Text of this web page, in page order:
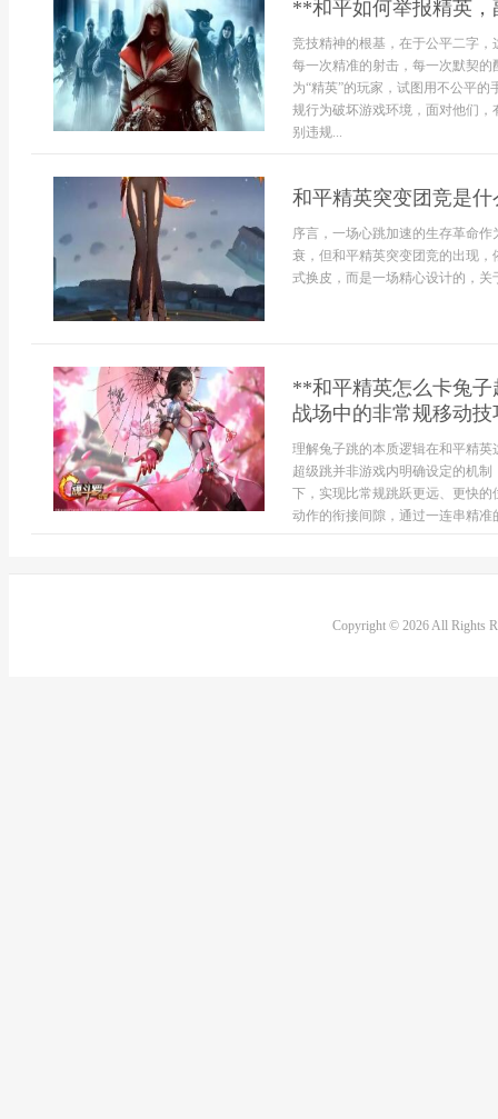
**和平如何举报精英
竞技精神的根基，在于公平二字
每一次精准的射击，每一次默契
为“精英”的玩家，试图用不公平
规行为破坏游戏环境，面对他们
别违规...
和平精英突变团竞是
序言，一场心跳加速的生存革命
衰，但和平精英突变团竞的出现
式换皮，而是一场精心设计的，关
**和平精英怎么卡兔
战场中的非常规移动
理解兔子跳的本质逻辑在和平精
超级跳并非游戏内明确设定的机
下，实现比常规跳跃更远、更快
动作的衔接间隙，通过一连串精
Copyright © 2026 All Rights